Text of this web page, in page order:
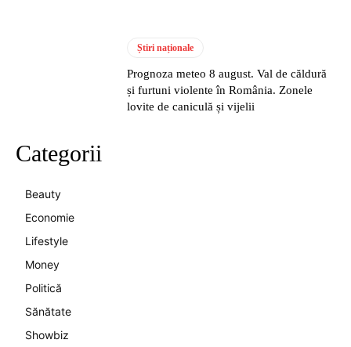
Știri naționale
Prognoza meteo 8 august. Val de căldură
și furtuni violente în România. Zonele
lovite de caniculă și vijelii
Categorii
Beauty
Economie
Lifestyle
Money
Politică
Sănătate
Showbiz